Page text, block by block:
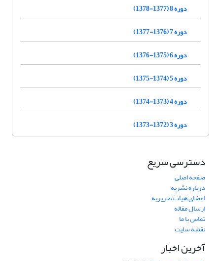
دوره 8 (1377-1378)
دوره 7 (1376-1377)
دوره 6 (1375-1376)
دوره 5 (1374-1375)
دوره 4 (1373-1374)
دوره 3 (1372-1373)
دسترسی سریع
صفحه اصلی
درباره نشریه
اعضای هیات تحریریه
ارسال مقاله
تماس با ما
نقشه سایت
آخرین اخبار